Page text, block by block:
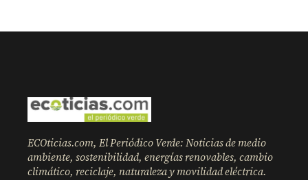
ECOticias.com, El Periódico Verde: Noticias de medio
ambiente, sostenibilidad, energías renovables, cambio
climático, reciclaje, naturaleza y movilidad eléctrica.